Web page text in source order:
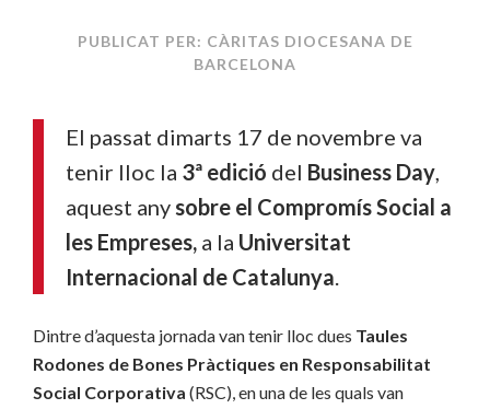
PUBLICAT PER: CÀRITAS DIOCESANA DE
BARCELONA
El passat dimarts 17 de novembre va
tenir lloc la 3ª edició del Business Day,
aquest anysobre el Compromís Social a
les Empreses, a la Universitat
Internacional de Catalunya.
Dintre d’aquesta jornada van tenir lloc dues Taules
Rodones de Bones Pràctiques en Responsabilitat
Social Corporativa (RSC), en una de les quals van